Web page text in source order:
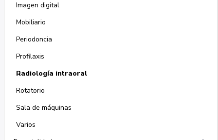
Imagen digital
Mobiliario
Periodoncia
Profilaxis
Radiología intraoral
Rotatorio
Sala de máquinas
Varios